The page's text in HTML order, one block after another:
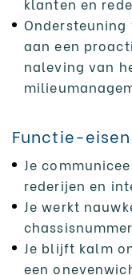
Ondersteuning
aan een
naleving van
Functie-eisen
Je
rederijen en
Je werkt
Je blijft kalm
een